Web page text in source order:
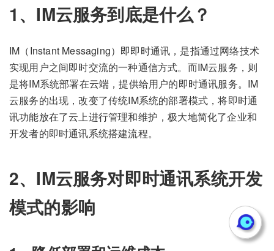
1、IM云服务到底是什么？
IM（Instant Messaging）即即时通讯，是指通过网络技术
实现用户之间即时交流的一种通信方式。而IM云服务，则
是将IM系统部署在云端，提供给用户的即时通讯服务。IM
云服务的出现，改变了传统IM系统的部署模式，将即时通
讯功能放在了云上进行管理和维护，极大地简化了企业和
开发者的即时通讯系统搭建流程。
2、IM云服务对即时通讯系统开发
模式的影响